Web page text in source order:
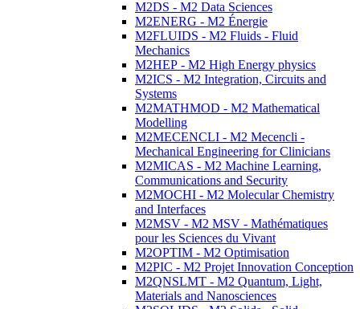
M2DS - M2 Data Sciences
M2ENERG - M2 Énergie
M2FLUIDS - M2 Fluids - Fluid
Mechanics
M2HEP - M2 High Energy physics
M2ICS - M2 Integration, Circuits and
Systems
M2MATHMOD - M2 Mathematical
Modelling
M2MECENCLI - M2 Mecencli -
Mechanical Engineering for Clinicians
M2MICAS - M2 Machine Learning,
Communications and Security
M2MOCHI - M2 Molecular Chemistry
and Interfaces
M2MSV - M2 MSV - Mathématiques
pour les Sciences du Vivant
M2OPTIM - M2 Optimisation
M2PIC - M2 Projet Innovation Conception
M2QNSLMT - M2 Quantum, Light,
Materials and Nanosciences